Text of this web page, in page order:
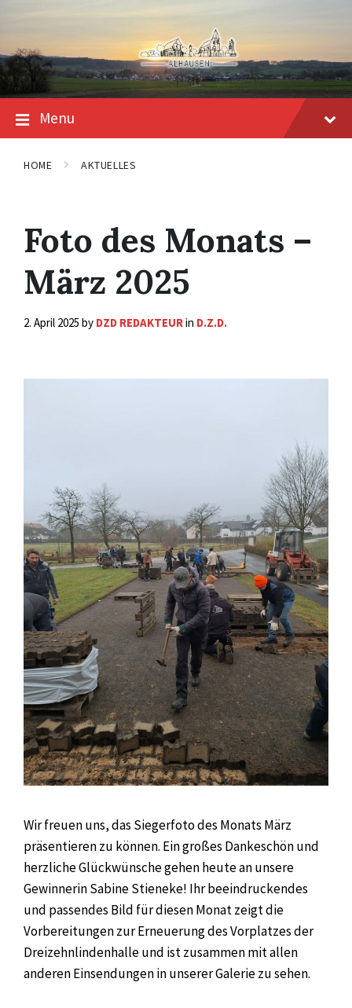
navigation
Menu
HOME AKTUELLES
Foto des Monats –
März 2025
2. April 2025 by DZD REDAKTEURin D.Z.D.
Wir freuen uns, das Siegerfoto des Monats März
präsentieren zu können. Ein großes Dankeschön und
herzliche Glückwünsche gehen heute an unsere
Gewinnerin Sabine Stieneke! Ihr beeindruckendes
und passendes Bild für diesen Monat zeigt die
Vorbereitungen zur Erneuerung des Vorplatzes der
Dreizehnlindenhalle und ist zusammen mit allen
anderen Einsendungen in unserer Galerie zu sehen.